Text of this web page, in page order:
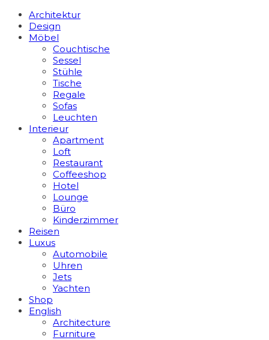
Architektur
Design
Möbel
Couchtische
Sessel
Stühle
Tische
Regale
Sofas
Leuchten
Interieur
Apart­ment
Loft
Restaurant
Coffeeshop
Hotel
Lounge
Büro
Kinderzimmer
Reisen
Luxus
Automobile
Uhren
Jets
Yachten
Shop
English
Architecture
Furniture